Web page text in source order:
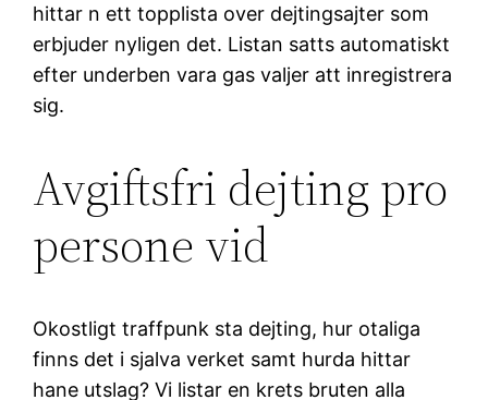
hittar n ett topplista over dejtingsajter som
erbjuder nyligen det. Listan satts automatiskt
efter underben vara gas valjer att inregistrera
sig.
Avgiftsfri dejting pro
persone vid
Okostligt traffpunk sta dejting, hur otaliga
finns det i sjalva verket samt hurda hittar
hane utslag? Vi listar en krets bruten alla